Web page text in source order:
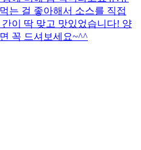
는 걸 좋아해서 소스를 직접
이 딱 맞고 맛있었습니다! 양
꼭 드셔보세요~^^